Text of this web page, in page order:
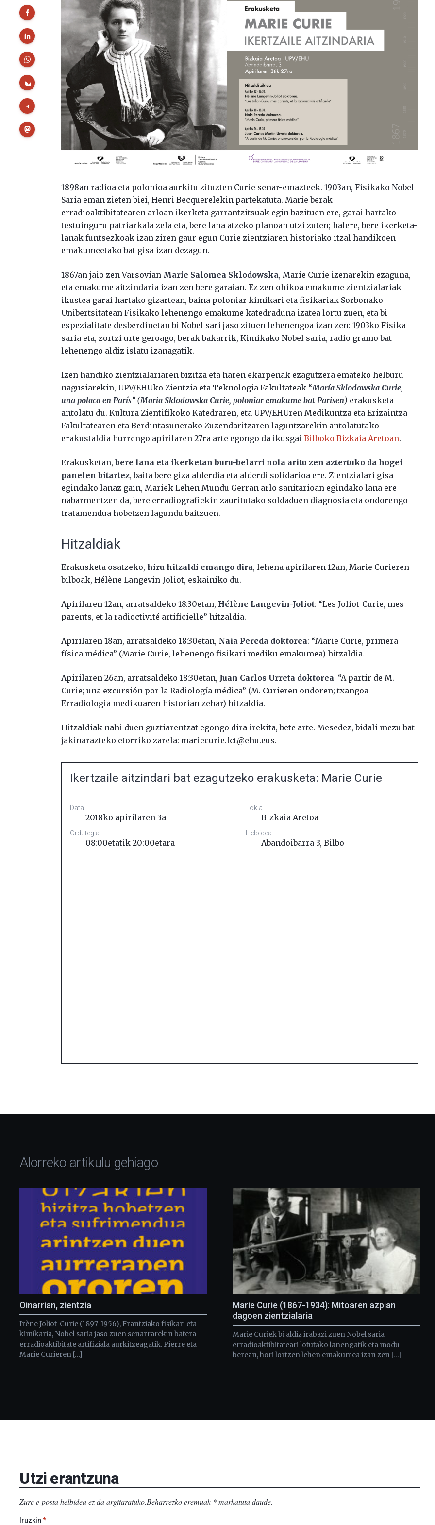
1898an radioa eta polonioa aurkitu zituzten Curie senar-emazteek. 1903an, Fisikako Nobel
Saria eman zieten biei, Henri Becquerelekin partekatuta. Marie berak
erradioaktibitatearen arloan ikerketa garrantzitsuak egin bazituen ere, garai hartako
testuinguru patriarkala zela eta, bere lana atzeko planoan utzi zuten; halere, bere ikerketa-
lanak funtsezkoak izan ziren gaur egun Curie zientziaren historiako itzal handikoen
emakumeetako bat gisa izan dezagun.
1867an jaio zen Varsovian Marie Salomea Sklodowska, Marie Curie izenarekin ezaguna,
eta emakume aitzindaria izan zen bere garaian. Ez zen ohikoa emakume zientzialariak
ikustea garai hartako gizartean, baina poloniar kimikari eta fisikariak Sorbonako
Unibertsitatean Fisikako lehenengo emakume katedraduna izatea lortu zuen, eta bi
espezialitate desberdinetan bi Nobel sari jaso zituen lehenengoa izan zen: 1903ko Fisika
saria eta, zortzi urte geroago, berak bakarrik, Kimikako Nobel saria, radio gramo bat
lehenengo aldiz islatu izanagatik.
Izen handiko zientzialariaren bizitza eta haren ekarpenak ezagutzera emateko helburu
nagusiarekin, UPV/EHUko Zientzia eta Teknologia Fakultateak “María Sklodowska Curie,
una polaca en París” (Maria Sklodowska Curie, poloniar emakume bat Parisen) erakusketa
antolatu du. Kultura Zientifikoko Katedraren, eta UPV/EHUren Medikuntza eta Erizaintza
Fakultatearen eta Berdintasunerako Zuzendaritzaren laguntzarekin antolatutako
erakustaldia hurrengo apirilaren 27ra arte egongo da ikusgaiBilboko Bizkaia Aretoan.
Erakusketan,bere lana eta ikerketan buru-belarri nola aritu zen aztertuko da hogei
panelen bitartez, baita bere giza alderdia eta alderdi solidarioa ere. Zientzialari gisa
egindako lanaz gain, Mariek Lehen Mundu Gerran arlo sanitarioan egindako lana ere
nabarmentzen da, bere erradiografiekin zauritutako soldaduen diagnosia eta ondorengo
tratamendua hobetzen lagundu baitzuen.
Hitzaldiak
Erakusketa osatzeko,hiru hitzaldi emango dira, lehena apirilaren 12an, Marie Curieren
bilboak, Hélène Langevin-Joliot, eskainiko du.
Apirilaren 12an, arratsaldeko 18:30etan, Hélène Langevin-Joliot: “Les Joliot-Curie, mes
parents, et la radioctivité artificielle” hitzaldia.
Apirilaren 18an, arratsaldeko 18:30etan, Naia Pereda doktorea: “Marie Curie, primera
física médica” (Marie Curie, lehenengo fisikari mediku emakumea) hitzaldia.
Apirilaren 26an, arratsaldeko 18:30etan, Juan Carlos Urreta doktorea: “A partir de M.
Curie; una excursión por la Radiología médica” (M. Curieren ondoren; txangoa
Erradiologia medikuaren historian zehar) hitzaldia.
Hitzaldiak nahi duen guztiarentzat egongo dira irekita, bete arte. Mesedez, bidali mezu bat
jakinarazteko etorriko zarela: mariecurie.fct@ehu.eus.
Ikertzaile aitzindari bat ezagutzeko erakusketa: Marie Curie
Data
2018ko apirilaren 3a
Ordutegia
08:00etatik 20:00etara
Tokia
Bizkaia Aretoa
Helbidea
Abandoibarra 3,Bilbo
Alorreko artikulu gehiago
Oinarrian, zientzia
Irène Joliot-Curie (1897-1956), Frantziako fisikari eta
kimikaria, Nobel saria jaso zuen senarrarekin batera
erradioaktibitate artifiziala aurkitzeagatik. Pierre eta
Marie Curieren […]
Marie Curie (1867-1934): Mitoaren azpian
dagoen zientzialaria
Marie Curiek bi aldiz irabazi zuen Nobel saria
erradioaktibitateari lotutako lanengatik eta modu
berean, hori lortzen lehen emakumea izan zen […]
Utzi erantzuna
Zure e-posta helbidea ez da argitaratuko.Beharrezko eremuak *markatuta daude.
Iruzkin*